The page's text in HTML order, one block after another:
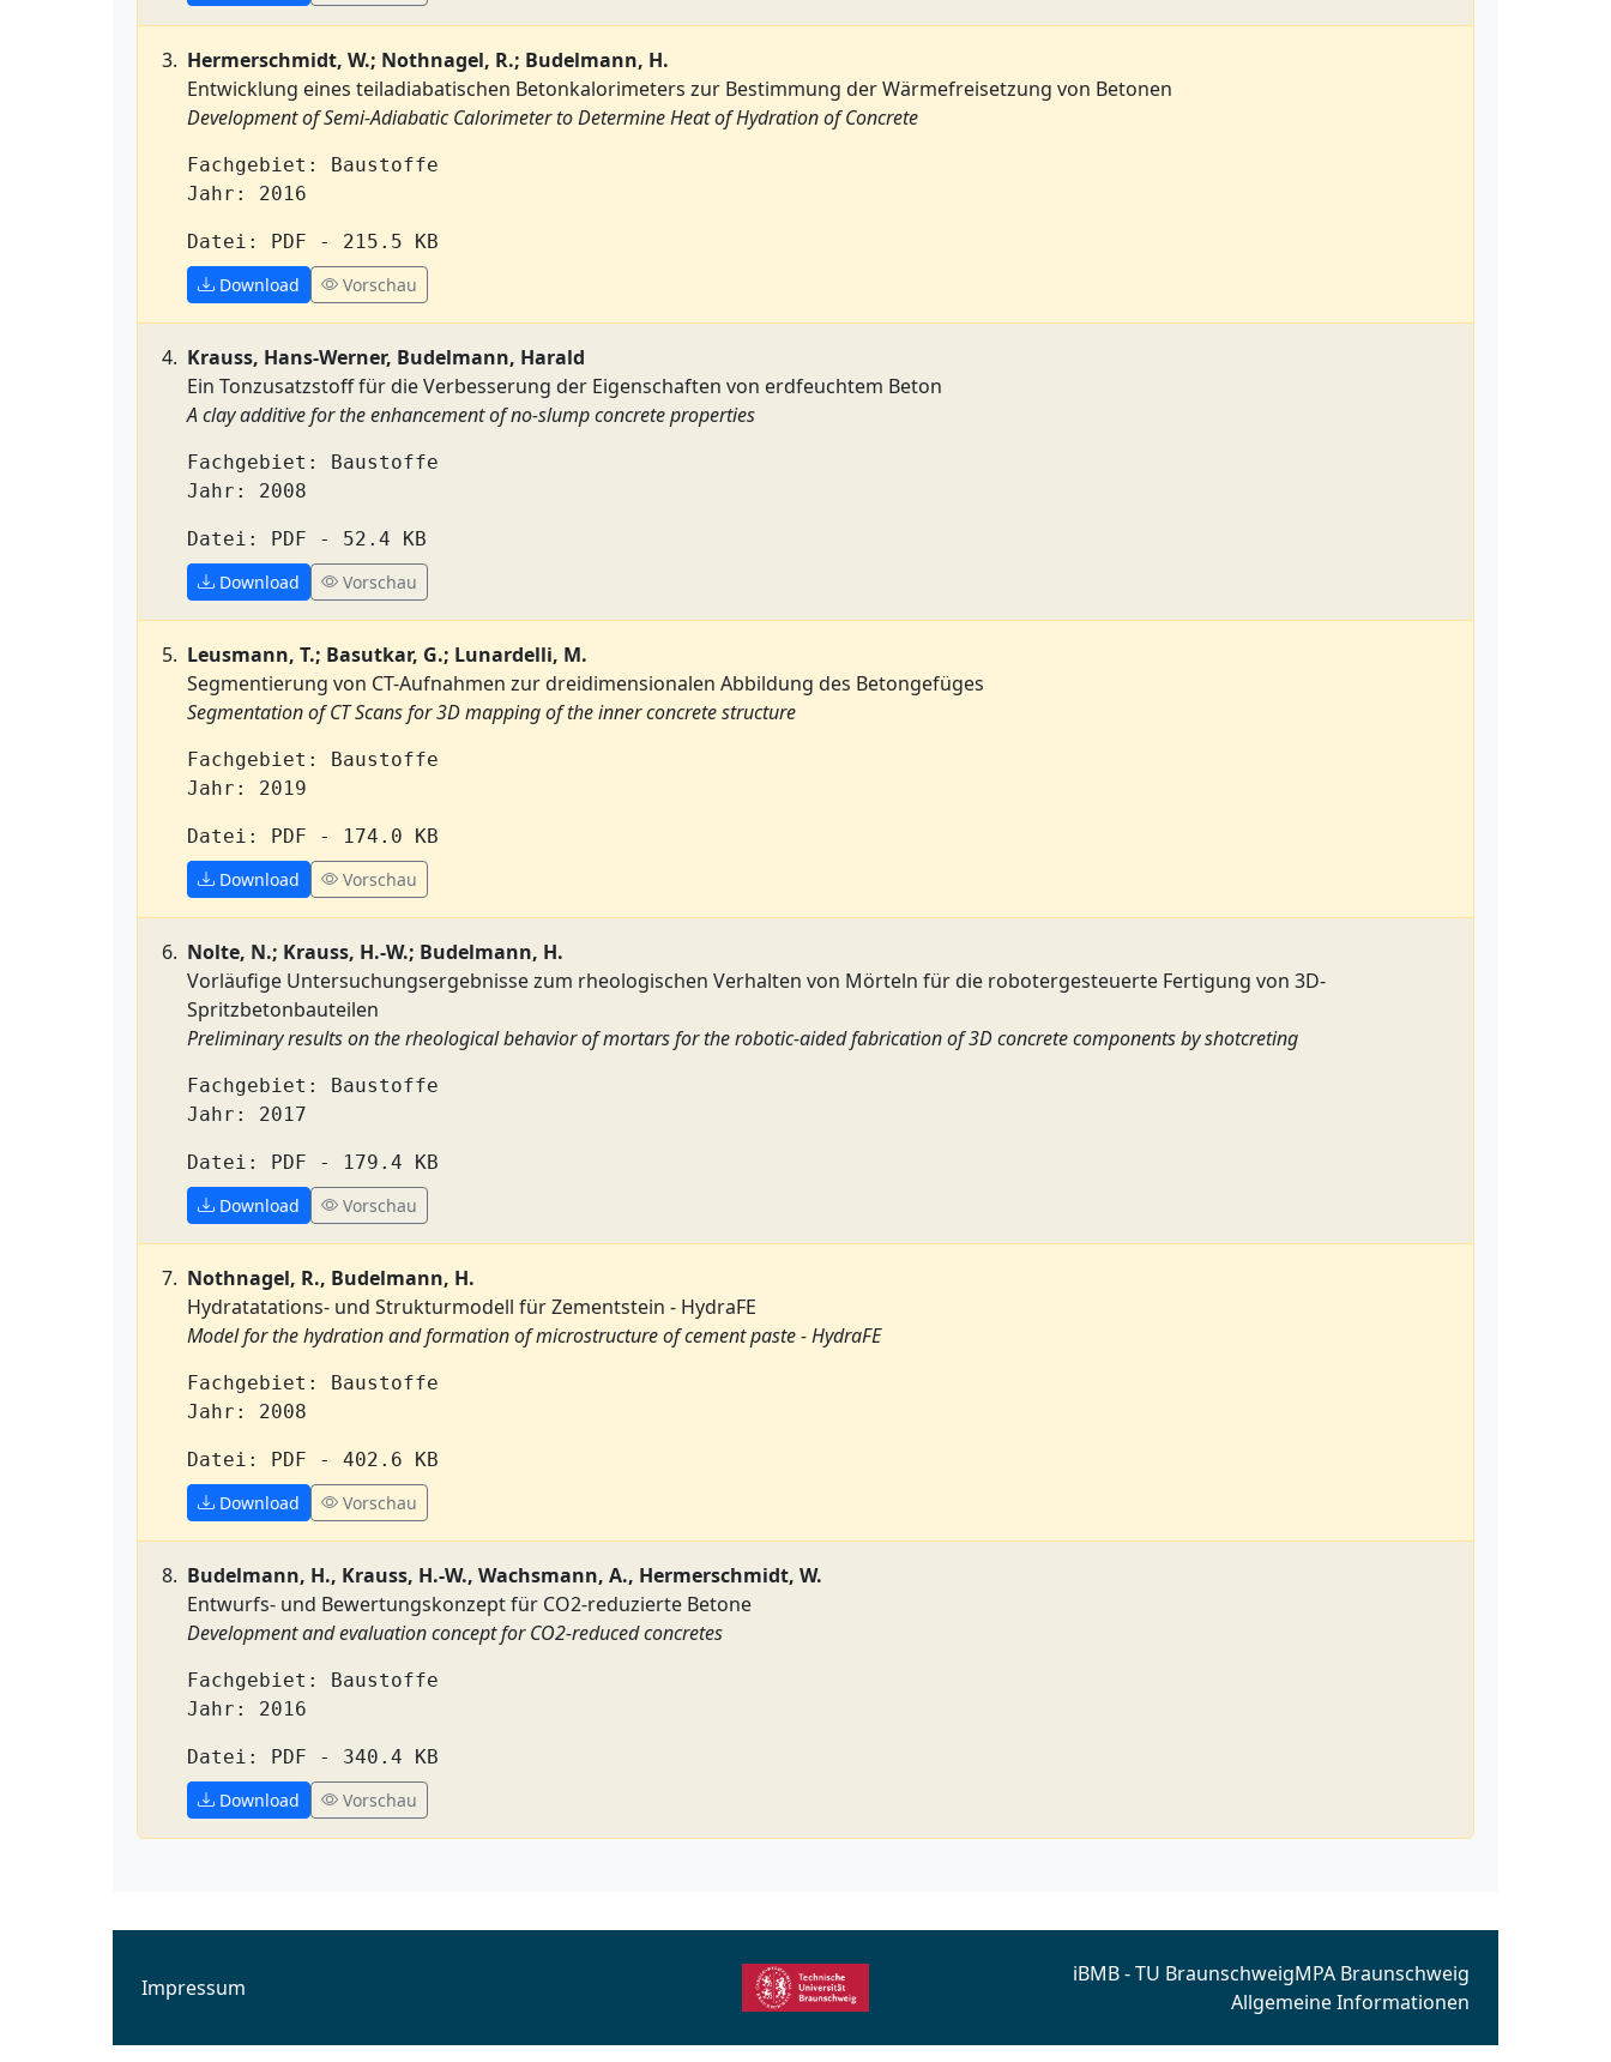
Hermerschmidt, W.; Nothnagel, R.; Budelmann, H.
Entwicklung eines teiladiabatischen Betonkalorimeters zur Bestimmung der Wärmefreisetzung von Betonen
Development of Semi-Adiabatic Calorimeter to Determine Heat of Hydration of Concrete
Fachgebiet: Baustoffe
Jahr: 2016
Datei: PDF - 215.5 KB
Download
Vorschau
Krauss, Hans-Werner, Budelmann, Harald
Ein Tonzusatzstoff für die Verbesserung der Eigenschaften von erdfeuchtem Beton
A clay additive for the enhancement of no-slump concrete properties
Fachgebiet: Baustoffe
Jahr: 2008
Datei: PDF - 52.4 KB
Download
Vorschau
Leusmann, T.; Basutkar, G.; Lunardelli, M.
Segmentierung von CT-Aufnahmen zur dreidimensionalen Abbildung des Betongefüges
Segmentation of CT Scans for 3D mapping of the inner concrete structure
Fachgebiet: Baustoffe
Jahr: 2019
Datei: PDF - 174.0 KB
Download
Vorschau
Nolte, N.; Krauss, H.-W.; Budelmann, H.
Vorläufige Untersuchungsergebnisse zum rheologischen Verhalten von Mörteln für die robotergesteuerte Fertigung von 3D-
Spritzbetonbauteilen
Preliminary results on the rheological behavior of mortars for the robotic-aided fabrication of 3D concrete components by shotcreting
Fachgebiet: Baustoffe
Jahr: 2017
Datei: PDF - 179.4 KB
Download
Vorschau
Nothnagel, R., Budelmann, H.
Hydratatations- und Strukturmodell für Zementstein - HydraFE
Model for the hydration and formation of microstructure of cement paste - HydraFE
Fachgebiet: Baustoffe
Jahr: 2008
Datei: PDF - 402.6 KB
Download
Vorschau
Budelmann, H., Krauss, H.-W., Wachsmann, A., Hermerschmidt, W.
Entwurfs- und Bewertungskonzept für CO2-reduzierte Betone
Development and evaluation concept for CO2-reduced concretes
Fachgebiet: Baustoffe
Jahr: 2016
Datei: PDF - 340.4 KB
Download
Vorschau
Impressum
iBMB - TU BraunschweigMPA Braunschweig
Allgemeine Informationen